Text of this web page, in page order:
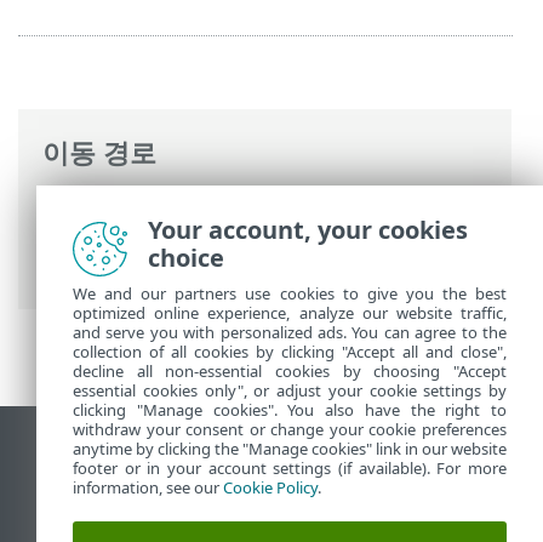
이동 경로
고급 설정
>Computer>맬웨어 검사> 유
휴 상태 검사
데스크톱 사이트 보기
End of Life
ESET 지식 베이스
Your account, your cookies
choice
We and our partners use cookies to give you the best
optimized online experience, analyze our website traffic,
and serve you with personalized ads. You can agree to the
collection of all cookies by clicking "Accept all and close",
decline all non-essential cookies by choosing "Accept
essential cookies only", or adjust your cookie settings by
clicking "Manage cookies". You also have the right to
withdraw your consent or change your cookie preferences
anytime by clicking the "Manage cookies" link in our website
footer or in your account settings (if available). For more
information, see ourCookie Policy.